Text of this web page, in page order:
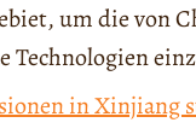
um die von
Technologien
in